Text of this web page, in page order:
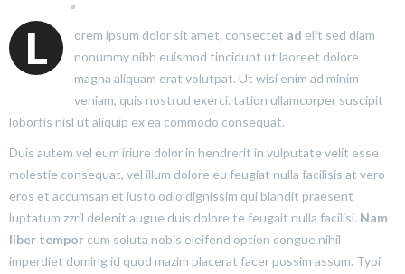
L orem ipsum dolor sit amet, consectet ad elit sed diam
nonummy nibh euismod tincidunt ut laoreet dolore
magna aliquam erat volutpat. Ut wisi enim ad minim
veniam, quis nostrud exerci. tation ullamcorper suscipit
lobortis nisl ut aliquip ex ea commodo consequat.
Duis autem vel eum iriure dolor in hendrerit in vulputate velit esse
molestie consequat, vel illum dolore eu feugiat nulla facilisis at vero
eros et accumsan et iusto odio dignissim qui blandit praesent
luptatum zzril delenit augue duis dolore te feugait nulla facilisi. Nam
liber tempor cum soluta nobis eleifend option congue nihil
imperdiet doming id quod mazim placerat facer possim assum. Typi